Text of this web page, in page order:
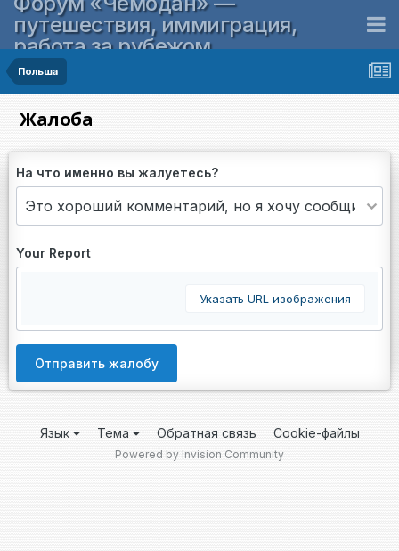
путешествия, иммиграция,
работа за рубежом
Польша
Жалоба
На что именно вы жалуетесь?
Your Report
Указать URL изображения
Отправить жалобу
Язык Тема Обратная связь Cookie-файлы
Powered by Invision Community